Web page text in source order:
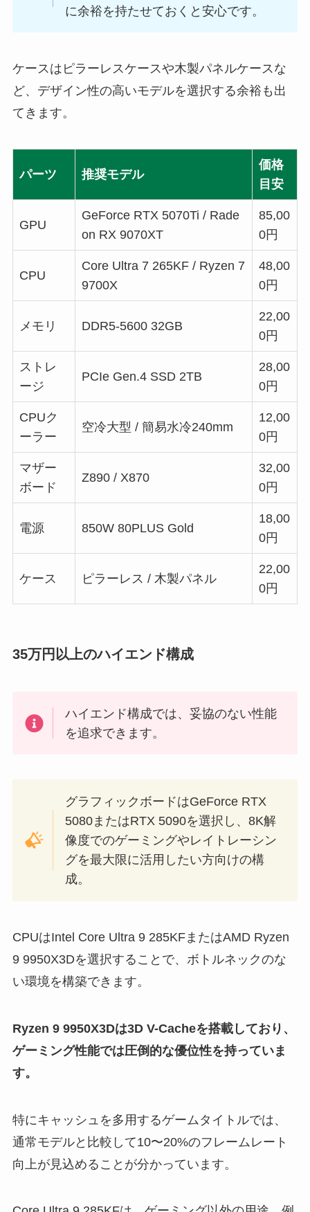
に余裕を持たせておくと安心です。
ケースはピラーレスケースや木製パネルケースな
ど、デザイン性の高いモデルを選択する余裕も出
てきます。
パーツ 推奨モデル
価格
目安
GPU
GeForce RTX 5070Ti / Rade
on RX 9070XT
85,00
0円
CPU
Core Ultra 7 265KF / Ryzen 7
9700X
48,00
0円
メモリ DDR5-5600 32GB
22,00
0円
ストレ
ージ
PCIe Gen.4 SSD 2TB
28,00
0円
CPUク
ーラー
空冷大型 / 簡易水冷240mm
12,00
0円
マザー
ボード
Z890 / X870
32,00
0円
電源 850W 80PLUS Gold
18,00
0円
ケース ピラーレス / 木製パネル
22,00
0円
35万円以上のハイエンド構成
ハイエンド構成では、妥協のない性能
を追求できます。
グラフィックボードはGeForce RTX
5080またはRTX 5090を選択し、8K解
像度でのゲーミングやレイトレーシン
グを最大限に活用したい方向けの構
成。
CPUはIntel Core Ultra 9 285KFまたはAMD Ryzen
9 9950X3Dを選択することで、ボトルネックのな
い環境を構築できます。
Ryzen 9 9950X3Dは3D V-Cacheを搭載しており、
ゲーミング性能では圧倒的な優位性を持っていま
す。
特にキャッシュを多用するゲームタイトルでは、
通常モデルと比較して10〜20%のフレームレート
向上が見込めることが分かっています。